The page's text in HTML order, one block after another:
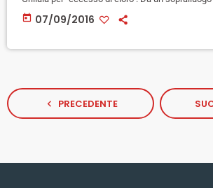
5 settembre scorso sono emersi infatti alcuni
fatto disporre la sospensione dell'utilizzo
today 07/09/2016
navigate_before PRECEDENTE